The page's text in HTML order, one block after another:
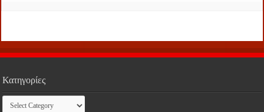
Κατηγορίες
Κατηγορίες